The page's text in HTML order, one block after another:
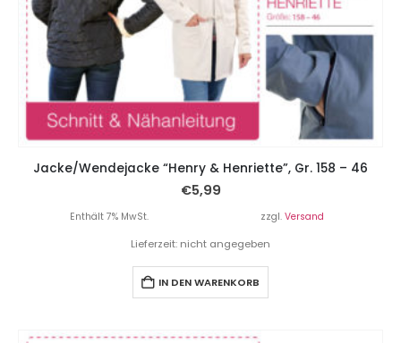
Jacke/Wendejacke “Henry & Henriette”, Gr. 158 – 46
€5,99
Enthält 7% MwSt. zzgl. Versand
Lieferzeit: nicht angegeben
IN DEN WARENKORB